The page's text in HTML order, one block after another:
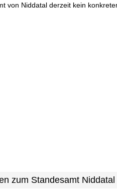
von Niddatal derzeit kein
zum Standesamt Niddatal